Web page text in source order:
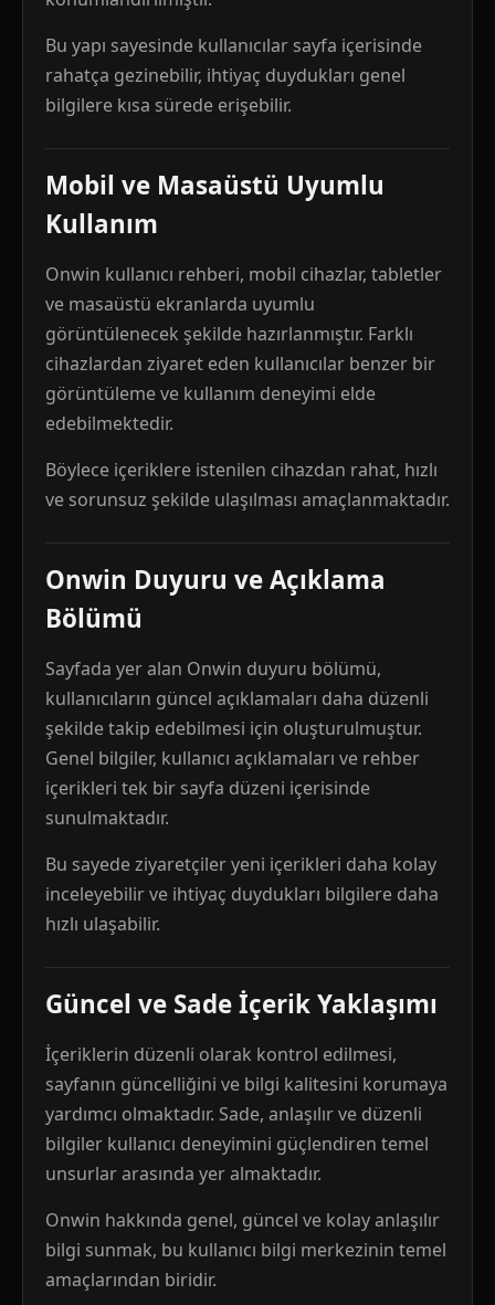
Bu yapı sayesinde kullanıcılar sayfa içerisinde
rahatça gezinebilir, ihtiyaç duydukları genel
bilgilere kısa sürede erişebilir.
Mobil ve Masaüstü Uyumlu
Kullanım
Onwin kullanıcı rehberi, mobil cihazlar, tabletler
ve masaüstü ekranlarda uyumlu
görüntülenecek şekilde hazırlanmıştır. Farklı
cihazlardan ziyaret eden kullanıcılar benzer bir
görüntüleme ve kullanım deneyimi elde
edebilmektedir.
Böylece içeriklere istenilen cihazdan rahat, hızlı
ve sorunsuz şekilde ulaşılması amaçlanmaktadır.
Onwin Duyuru ve Açıklama
Bölümü
Sayfada yer alan Onwin duyuru bölümü,
kullanıcıların güncel açıklamaları daha düzenli
şekilde takip edebilmesi için oluşturulmuştur.
Genel bilgiler, kullanıcı açıklamaları ve rehber
içerikleri tek bir sayfa düzeni içerisinde
sunulmaktadır.
Bu sayede ziyaretçiler yeni içerikleri daha kolay
inceleyebilir ve ihtiyaç duydukları bilgilere daha
hızlı ulaşabilir.
Güncel ve Sade İçerik Yaklaşımı
İçeriklerin düzenli olarak kontrol edilmesi,
sayfanın güncelliğini ve bilgi kalitesini korumaya
yardımcı olmaktadır. Sade, anlaşılır ve düzenli
bilgiler kullanıcı deneyimini güçlendiren temel
unsurlar arasında yer almaktadır.
Onwin hakkında genel, güncel ve kolay anlaşılır
bilgi sunmak, bu kullanıcı bilgi merkezinin temel
amaçlarından biridir.